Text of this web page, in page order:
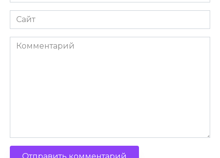
Сайт
Комментарий